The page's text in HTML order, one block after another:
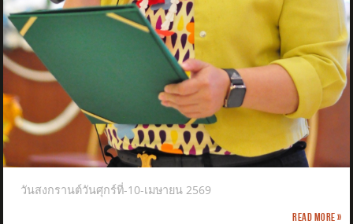
วันสงกรานต์วันศุกร์ที่-10-เมษายน 2569
Read more »